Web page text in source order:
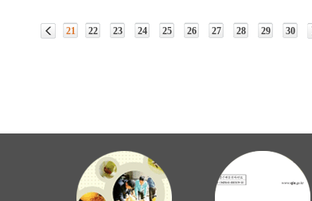
21 22 23 24 25 26 27 28 29 30